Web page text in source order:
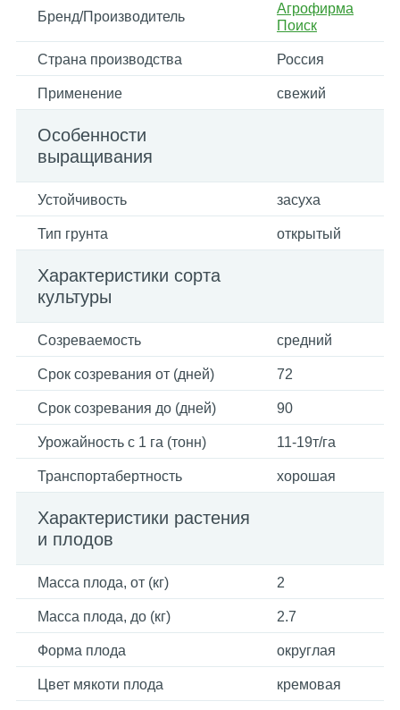
Бренд/Производитель
Агрофирма
Поиск
Страна производства Россия
Применение свежий
Особенности
выращивания
Устойчивость засуха
Тип грунта открытый
Характеристики сорта
культуры
Созреваемость средний
Срок созревания от (дней) 72
Срок созревания до (дней) 90
Урожайность с 1 га (тонн) 11-19т/га
Транспортабертность хорошая
Характеристики растения
и плодов
Масса плода, от (кг) 2
Масса плода, до (кг) 2.7
Форма плода округлая
Цвет мякоти плода кремовая